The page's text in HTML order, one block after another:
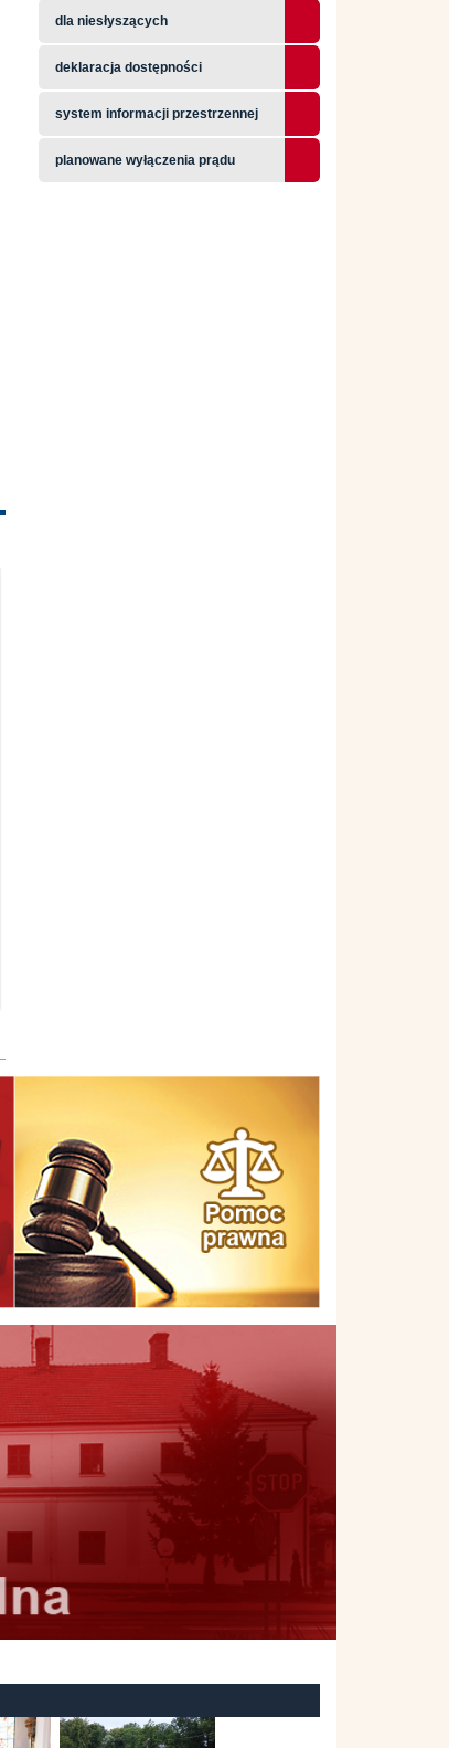
dla niesłyszących
deklaracja dostępności
system informacji przestrzennej
planowane wyłączenia prądu